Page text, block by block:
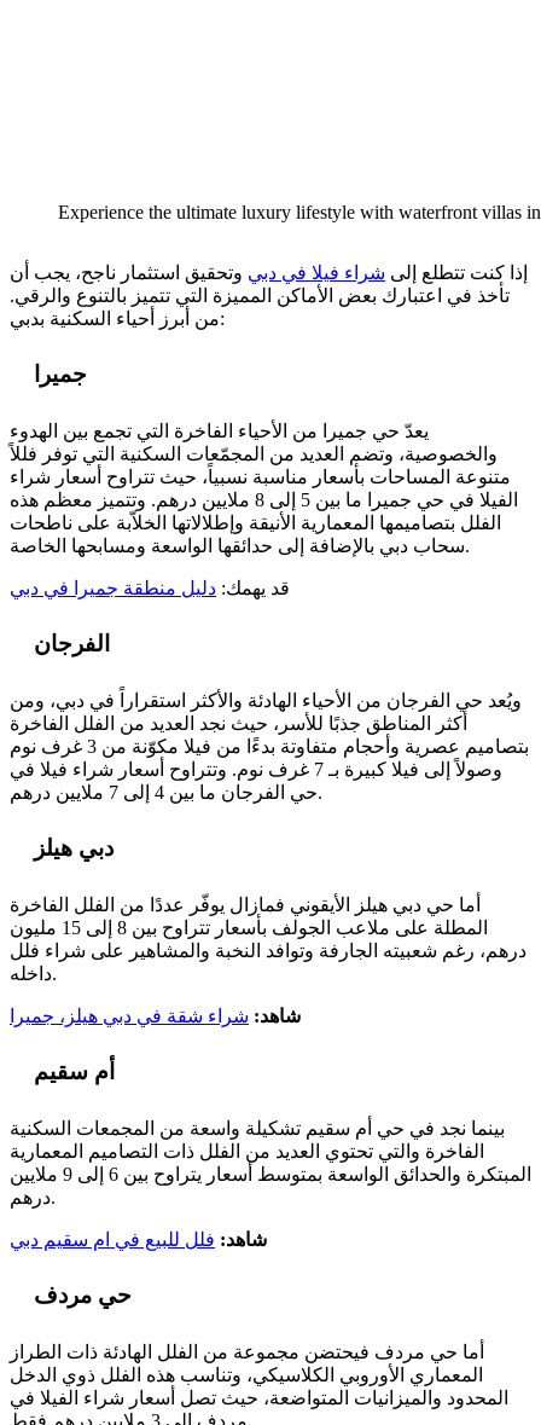
Experience the ultimate luxury lifestyle with waterfront villas
إذا كنت تتطلع إلى شراء فيلا في دبي وتحقيق استثمار ناجح، يجب أن
تأخذ في اعتبارك بعض الأماكن المميزة التي تتميز بالتنوع والرقي.
من أبرز أحياء السكنية بدبي:
جميرا
يعدّ حي جميرا من الأحياء الفاخرة التي تجمع بين الهدوء
والخصوصية، وتضم العديد من المجمّعات السكنية التي توفر فللاً
متنوعة المساحات بأسعار مناسبة نسبياً، حيث تتراوح أسعار شراء
الفيلا في حي جميرا ما بين 5 إلى 8 ملايين درهم. وتتميز معظم هذه
الفلل بتصاميمها المعمارية الأنيقة وإطلالاتها الخلاّبة على ناطحات
سحاب دبي بالإضافة إلى حدائقها الواسعة ومسابحها الخاصة.
قد يهمك: دليل منطقة جميرا في دبي
الفرجان
ويُعد حي الفرجان من الأحياء الهادئة والأكثر استقراراً في دبي، ومن
أكثر المناطق جذبًا للأسر، حيث نجد العديد من الفلل الفاخرة
بتصاميم عصرية وأحجام متفاوتة بدءًا من فيلا مكوّنة من 3 غرف نوم
وصولاً إلى فيلا كبيرة بـ 7 غرف نوم. وتتراوح أسعار شراء فيلا في
حي الفرجان ما بين 4 إلى 7 ملايين درهم.
دبي هيلز
أما حي دبي هيلز الأيقوني فمازال يوفّر عددًا من الفلل الفاخرة
المطلة على ملاعب الجولف بأسعار تتراوح بين 8 إلى 15 مليون
درهم، رغم شعبيته الجارفة وتوافد النخبة والمشاهير على شراء فلل
داخله.
شاهد: شراء شقة في دبي هيلز، جميرا
أم سقيم
بينما نجد في حي أم سقيم تشكيلة واسعة من المجمعات السكنية
الفاخرة والتي تحتوي العديد من الفلل ذات التصاميم المعمارية
المبتكرة والحدائق الواسعة بمتوسط أسعار يتراوح بين 6 إلى 9 ملايين
درهم.
شاهد: فلل للبيع في ام سقيم دبي
حي مردف
أما حي مردف فيحتضن مجموعة من الفلل الهادئة ذات الطراز
المعماري الأوروبي الكلاسيكي، وتناسب هذه الفلل ذوي الدخل
المحدود والميزانيات المتواضعة، حيث تصل أسعار شراء الفيلا في